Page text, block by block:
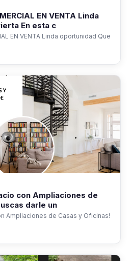
EN VENTA Linda
En esta c
EN VENTA Linda oportunidad Que
con Ampliaciones de
darle un
Ampliaciones de Casas y Oficinas!